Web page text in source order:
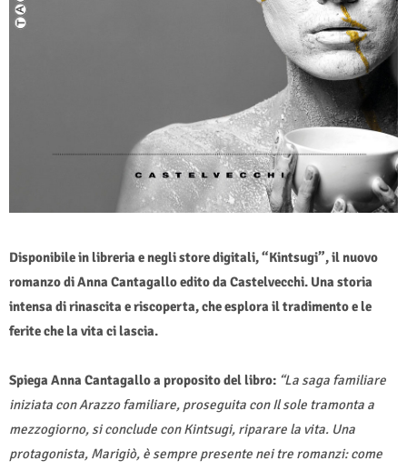
Disponibile in libreria e negli store digitali, “Kintsugi”, il nuovo
romanzo di Anna Cantagallo edito da Castelvecchi. Una storia
intensa di rinascita e riscoperta, che esplora il tradimento e le
ferite che la vita ci lascia.
Spiega Anna Cantagallo a proposito del libro: “La saga familiare
iniziata con Arazzo familiare, proseguita con Il sole tramonta a
mezzogiorno, si conclude con Kintsugi, riparare la vita. Una
protagonista, Marigiò, è sempre presente nei tre romanzi: come